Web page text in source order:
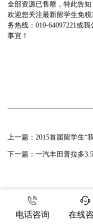
全部资源已售罄，特此告知
欢迎您关注最新留学生免
务热线：010-64097221或
事宜！
上一篇： 2015首届留学生“我和
下一篇： 一汽丰田普拉多3.5L车型
电话咨询 在线